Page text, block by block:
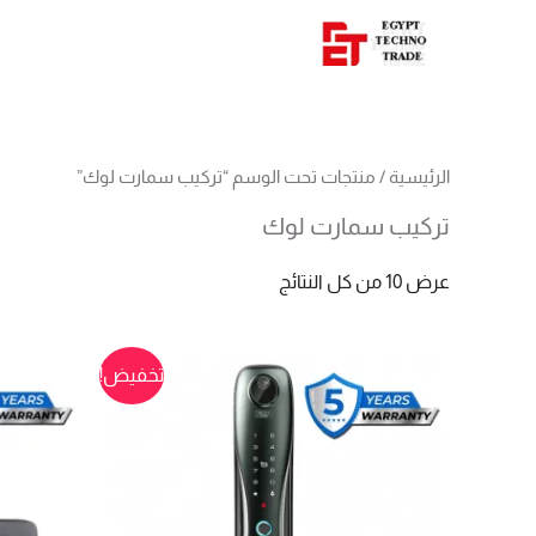
الرئيسية / منتجات تحت الوسم “تركيب سمارت لوك”
تركيب سمارت لوك
عرض ⁦10⁩ من كل النتائج
تخفيض!